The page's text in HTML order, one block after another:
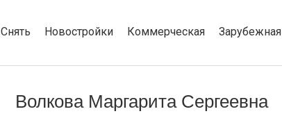
Снять Новостройки Коммерческая Зарубежная
Волкова Маргарита Сергеевна